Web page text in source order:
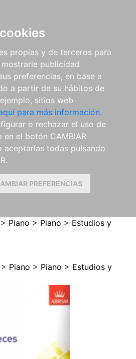
propias y de terceros para
publicidad
preferencias, en base a
a partir de su hábitos de
sitios web
para más información.
o rechazar el uso de
en el botón CAMBIAR
aceptarlas todas pulsando
PREFERENCIAS
> Piano > Piano > Estudios y
> Piano > Piano > Estudios y